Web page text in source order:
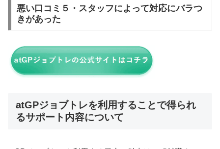
悪い口コミ５・スタッフによって対応にバラつ
きがあった
atGPジョブトレを利用することで得られ
るサポート内容について